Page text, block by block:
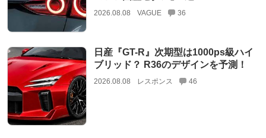
2026.08.08 VAGUE 36
日産『GT-R』次期型は1000ps級ハイ
ブリッド？ R36のデザインを予測！
2026.08.08 レスポンス 46